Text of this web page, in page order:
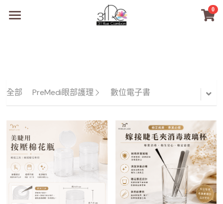
0
PreMedi眼部護理
經典單根圓毛
超值購物金
WL睫毛
品牌開店包
OEM訂製
技術課程
最新文章
教學教室
全部 PreMedi眼部護理 數位電子書
×
商品分類